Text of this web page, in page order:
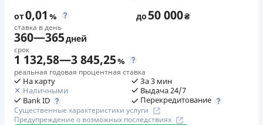
от0,01 %
ставка в день
до50 000₴
360—365дней
срок
1 132,58—3 845,25%
реальная годовая процентная ставка
На карту
Наличными
Bank ID
За 3 мин
Выдача 24/7
Перекредитование
Существенные характеристики услуги
Предупреждение о возможных последствиях